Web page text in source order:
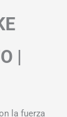
|
la fuerza